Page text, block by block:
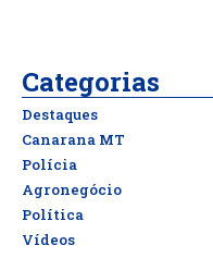
Categorias
Destaques
Canarana MT
Polícia
Agronegócio
Política
Vídeos